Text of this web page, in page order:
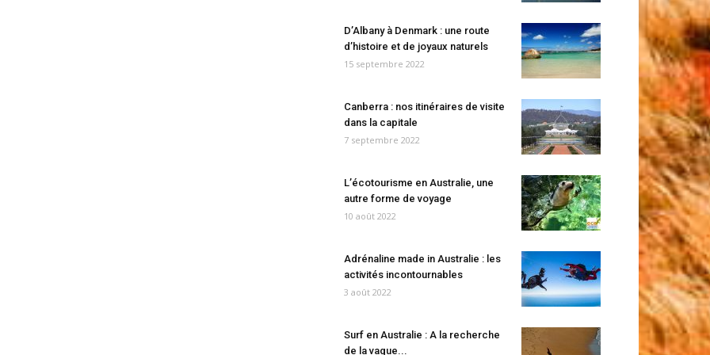
D’Albany à Denmark : une route
d’histoire et de joyaux naturels
15 septembre 2022
Canberra : nos itinéraires de visite
dans la capitale
7 septembre 2022
L’écotourisme en Australie, une
autre forme de voyage
10 août 2022
Adrénaline made in Australie : les
activités incontournables
3 août 2022
Surf en Australie : A la recherche
de la vague...